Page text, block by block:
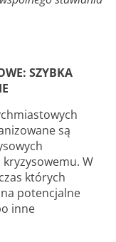
SZYBKA
są
W
których
potencjalne
inne